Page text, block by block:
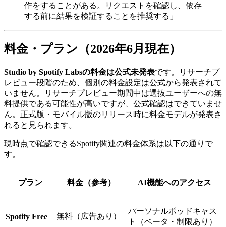
作をすることがある。リクエストを確認し、依存
する前に結果を検証することを推奨する」
料金・プラン（2026年6月現在）
Studio by Spotify Labsの料金は公式未発表です。リサーチプ
レビュー段階のため、個別の料金設定は公式から発表されて
いません。リサーチプレビュー期間中は選抜ユーザーへの無
料提供である可能性が高いですが、公式確認はできていませ
ん。正式版・モバイル版のリリース時に料金モデルが発表さ
れると見られます。
現時点で確認できるSpotify関連の料金体系は以下の通りで
す。
プラン 料金（参考） AI機能へのアクセス
Spotify Free 無料（広告あり）
パーソナルポッドキャス
ト（ベータ・制限あり）